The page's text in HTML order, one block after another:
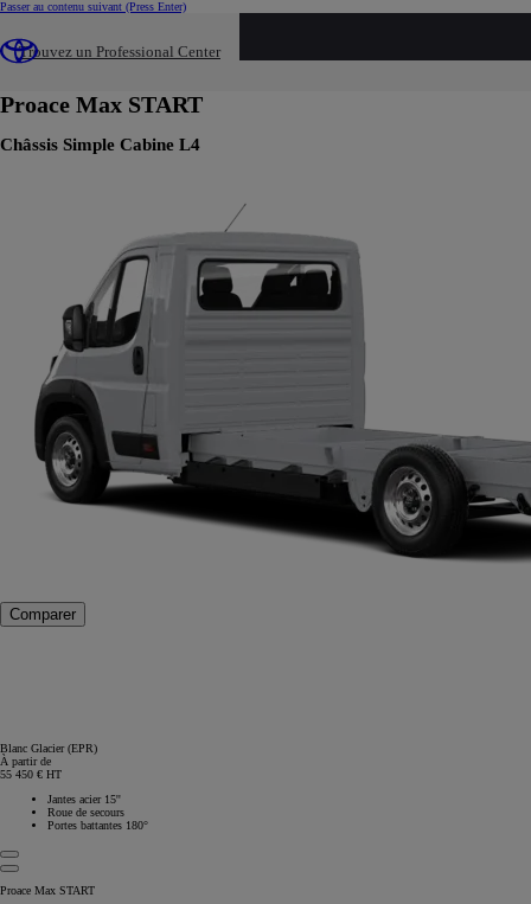
Passer au contenu suivant (Press Enter)
Trouvez un Professional Center
Build your own
Proace Max START
Châssis Simple Cabine L4
Comparer
Blanc Glacier (EPR)
À partir de
55 450 € HT
Jantes acier 15''
Roue de secours
Portes battantes 180°
Proace Max START